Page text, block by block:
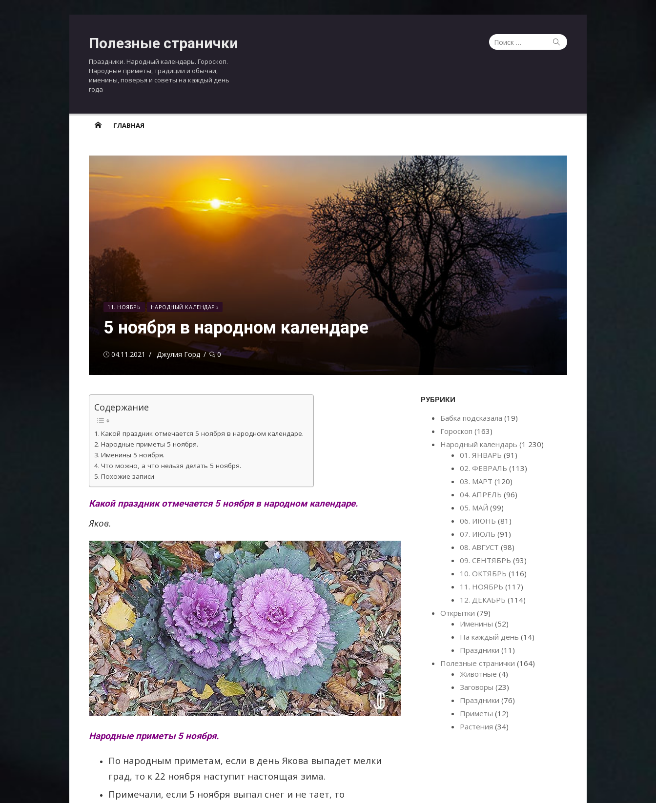
Полезные странички
Праздники. Народный календарь. Гороскоп.
Народные приметы, традиции и обычаи,
именины, поверья и советы на каждый день
года
Поиск
по:
Поиск
ГЛАВНАЯ
11. НОЯБРЬ НАРОДНЫЙ КАЛЕНДАРЬ
5 ноября в народном календаре
Опубликовано
04.11.2021 Автор
Джулия Горд 0
Содержание
Какой праздник отмечается 5 ноября в народном календаре.
Народные приметы 5 ноября.
Именины 5 ноября.
Что можно, а что нельзя делать 5 ноября.
Похожие записи
Какой праздник отмечается 5 ноября в народном календаре.
Яков.
Народные приметы 5 ноября.
По народным приметам, если в день Якова выпадет мелки
град, то к 22 ноября наступит настоящая зима.
Примечали, если 5 ноября выпал снег и не тает, то
РУБРИКИ
Бабка подсказала (19)
Гороскоп (163)
Народный календарь (1 230)
01. ЯНВАРЬ (91)
02. ФЕВРАЛЬ (113)
03. МАРТ (120)
04. АПРЕЛЬ (96)
05. МАЙ (99)
06. ИЮНЬ (81)
07. ИЮЛЬ (91)
08. АВГУСТ (98)
09. СЕНТЯБРЬ (93)
10. ОКТЯБРЬ (116)
11. НОЯБРЬ (117)
12. ДЕКАБРЬ (114)
Открытки (79)
Именины (52)
На каждый день (14)
Праздники (11)
Полезные странички (164)
Животные (4)
Заговоры (23)
Праздники (76)
Приметы (12)
Растения (34)